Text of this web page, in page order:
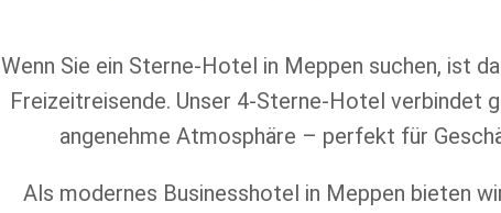
Wenn Sie ein Sterne-Hotel in Meppen suchen, ist
Freizeitreisende. Unser 4-Sterne-Hotel verbindet
angenehme Atmosphäre – perfekt für
Als modernes Businesshotel in Meppen bieten